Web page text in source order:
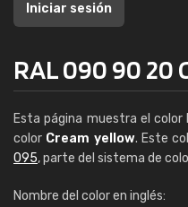
Iniciar sesión
RAL 090 90 20
Esta página muestra el color
color Cream yellow. Este
095, parte del sistema de
Nombre del color en inglés: